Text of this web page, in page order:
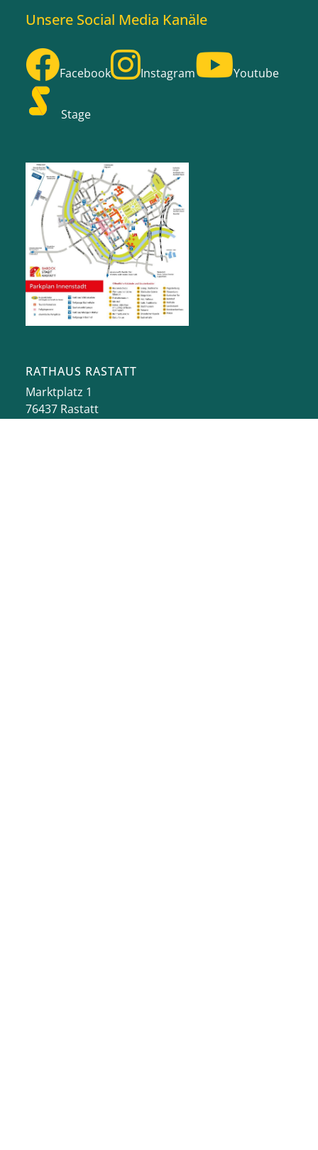
Unsere Social Media Kanäle
Facebook Instagram Youtube
Stage
RATHAUS RASTATT
Marktplatz 1
76437 Rastatt